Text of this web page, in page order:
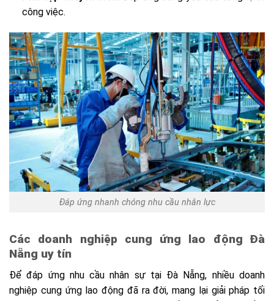
công việc.
Đáp ứng nhanh chóng nhu cầu nhân lực
Các doanh nghiệp cung ứng lao động Đà
Nẵng uy tín
Để đáp ứng nhu cầu nhân sự tại Đà Nẵng, nhiều doanh
nghiệp cung ứng lao động đã ra đời, mang lại giải pháp tối